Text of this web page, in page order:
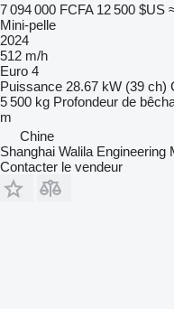
7 094 000 FCFA 12 500 $US
Mini-pelle
2024
512 m/h
Euro 4
Puissance 28.67 kW (39 ch)
5 500 kg Profondeur de
m
Chine
Shanghai Walila Engineering
Contacter le vendeur